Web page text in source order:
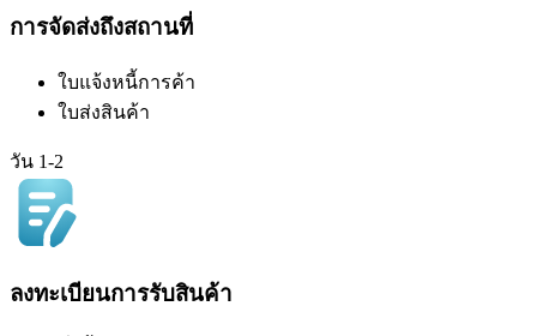
การจัดส่งถึงสถานที่
ใบแจ้งหนี้การค้า
ใบส่งสินค้า
วัน 1-2
ลงทะเบียนการรับสินค้า